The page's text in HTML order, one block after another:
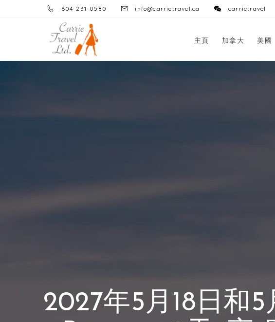
604-231-0580 info@carrietravel.ca carrietravel
主頁 加拿大 美國
2027年5月18日和